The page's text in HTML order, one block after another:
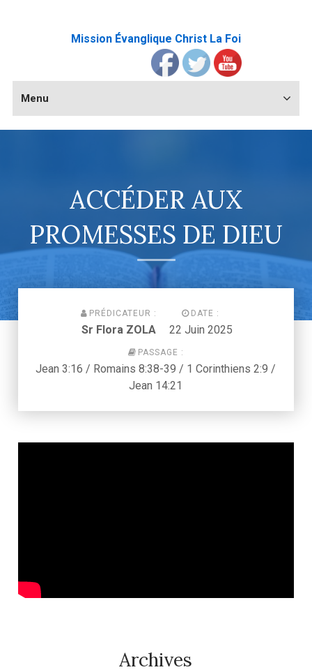
Mission Évanglique Christ La Foi
Menu
ACCÉDER AUX
PROMESSES DE DIEU
PRÉDICATEUR :
Sr Flora ZOLA
DATE :
22 Juin 2025
PASSAGE :
Jean 3:16 / Romains 8:38-39 / 1 Corinthiens 2:9 /
Jean 14:21
Archives